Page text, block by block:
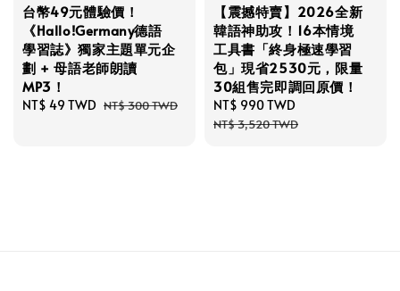
台幣49元體驗價！
《Hallo!Germany德語
學習誌》獨家主題單元企
劃 + 母語老師朗讀
MP3！
Sale
NT$ 49 TWD Regular
NT$ 300 TWD
【震撼特賣】2026全新
韓語神助攻！16本情境
工具書「終身極速學習
包」現省2530元，限量
30組售完即調回原價！
Sale
price
NT$ 990 TWD
NT$ 3,520 TWD